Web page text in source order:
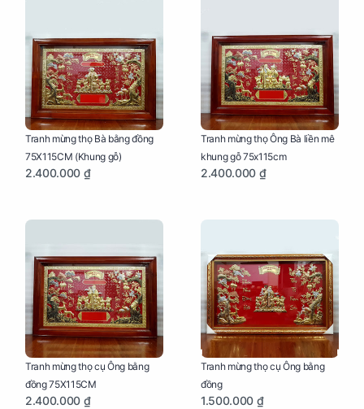
Tranh mừng thọ Bà bằng đồng
75X115CM (Khung gỗ)
2.400.000 ₫
Tranh mừng thọ Ông Bà liền mê
khung gỗ 75x115cm
2.400.000 ₫
Tranh mừng thọ cụ Ông bằng
đồng 75X115CM
2.400.000 ₫
Tranh mừng thọ cụ Ông bằng
đồng
1.500.000 ₫